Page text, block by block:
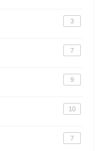
3
7
9
10
7